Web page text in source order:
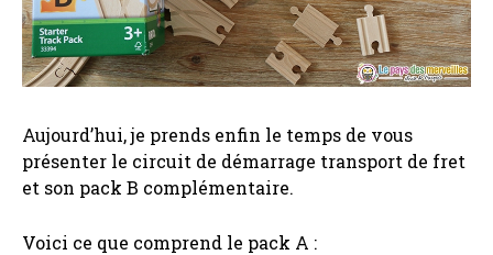
Aujourd’hui, je prends enfin le temps de vous
présenter le circuit de démarrage transport de fret
et son pack B complémentaire.
Voici ce que comprend le pack A :